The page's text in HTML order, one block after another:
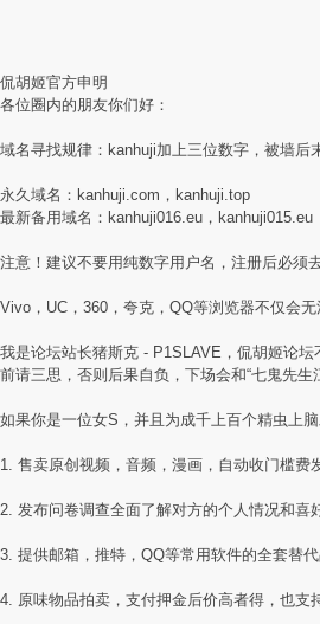
侃胡姬官方申明
各位圈内的朋友你们好：
域名寻找规律：kanhuji加上三位数字，被墙
永久域名：kanhuji.com，kanhuji.top
最新备用域名：kanhuji016.eu，kanhuji015.eu
注意！建议不要用纯数字用户名，注册后必须
Vivo，UC，360，夸克，QQ等浏览器不仅会
我是论坛站长猪斯克 - P1SLAVE，侃胡姬论
前请三思，否则后果自负，下场会和“七鬼先生
如果你是一位女S，并且为成千上百个精虫上
1. 售卖原创视频，音频，漫画，自动收门槛费
2. 发布问卷调查全面了解对方的个人情况和喜
3. 提供邮箱，推特，QQ等常用软件的全套替
4. 原味物品拍卖，支付押金后价高者得，也支